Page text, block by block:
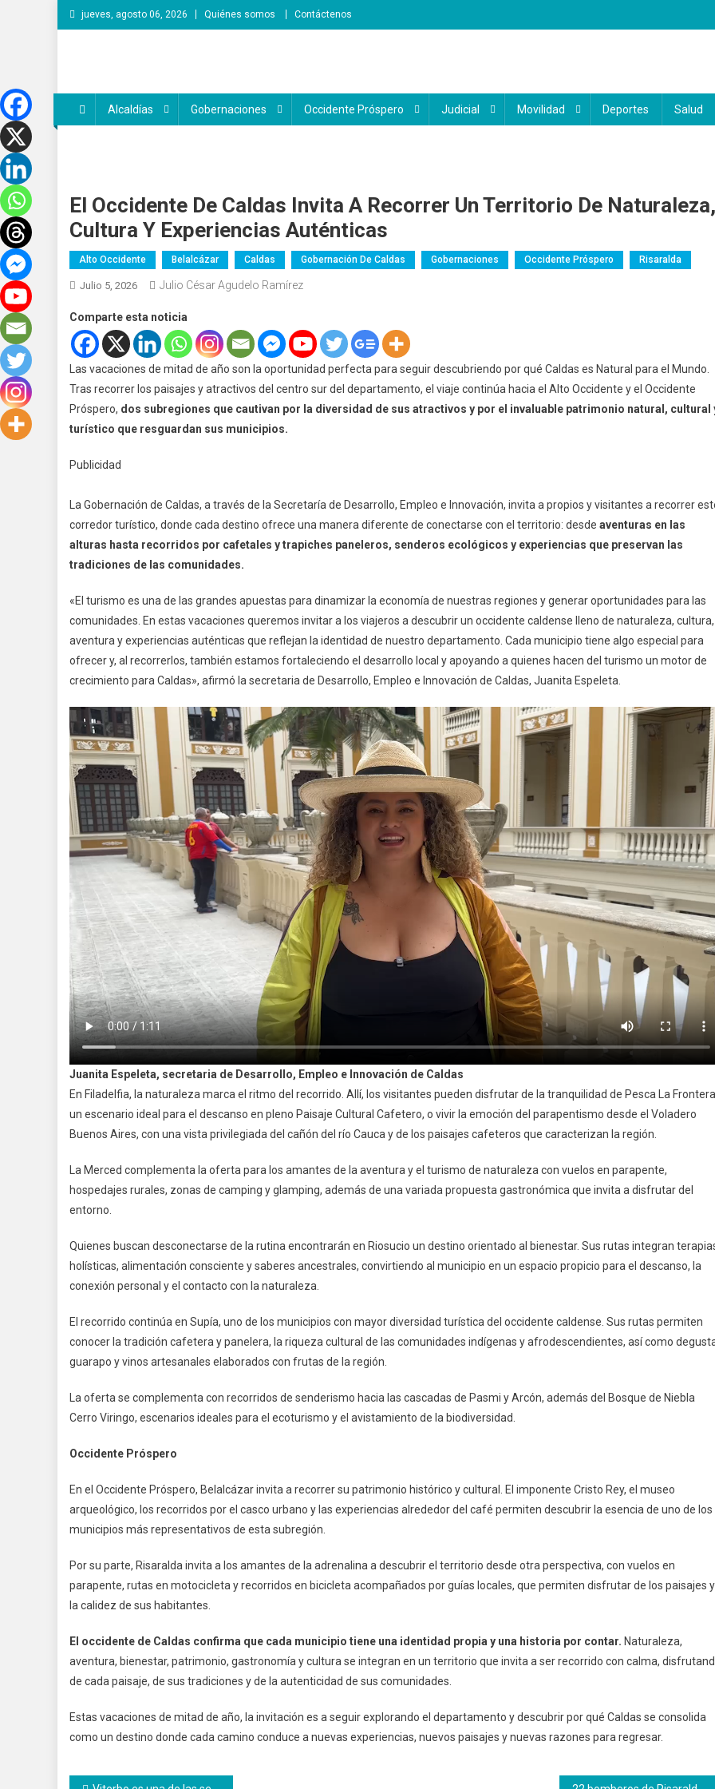
Saltar
al
jueves, agosto 06, 2026 Quiénes somos Contáctenos
Alcaldías Gobernaciones Occidente Próspero Judicial Movilidad Deportes Salud
El Occidente De Caldas Invita A Recorrer Un Territorio De Naturaleza,
Cultura Y Experiencias Auténticas
Alto Occidente Belalcázar Caldas Gobernación De Caldas Gobernaciones Occidente Próspero Risaralda
Julio 5, 2026 Julio César Agudelo Ramírez
Comparte esta noticia
Las vacaciones de mitad de año son la oportunidad perfecta para seguir descubriendo por qué Caldas es Natural para el Mundo.
Tras recorrer los paisajes y atractivos del centro sur del departamento, el viaje continúa hacia el Alto Occidente y el Occidente
Próspero, dos subregiones que cautivan por la diversidad de sus atractivos y por el invaluable patrimonio natural, cultural
turístico que resguardan sus municipios.
Publicidad
La Gobernación de Caldas, a través de la Secretaría de Desarrollo, Empleo e Innovación, invita a propios y visitantes a recorrer
corredor turístico, donde cada destino ofrece una manera diferente de conectarse con el territorio: desde aventuras en las
alturas hasta recorridos por cafetales y trapiches paneleros, senderos ecológicos y experiencias que preservan las
tradiciones de las comunidades.
«El turismo es una de las grandes apuestas para dinamizar la economía de nuestras regiones y generar oportunidades para las
comunidades. En estas vacaciones queremos invitar a los viajeros a descubrir un occidente caldense lleno de naturaleza, cultura,
aventura y experiencias auténticas que reflejan la identidad de nuestro departamento. Cada municipio tiene algo especial para
ofrecer y, al recorrerlos, también estamos fortaleciendo el desarrollo local y apoyando a quienes hacen del turismo un motor de
crecimiento para Caldas», afirmó la secretaria de Desarrollo, Empleo e Innovación de Caldas, Juanita Espeleta.
Juanita Espeleta, secretaria de Desarrollo, Empleo e Innovación de Caldas
En Filadelfia, la naturaleza marca el ritmo del recorrido. Allí, los visitantes pueden disfrutar de la tranquilidad de Pesca La
un escenario ideal para el descanso en pleno Paisaje Cultural Cafetero, o vivir la emoción del parapentismo desde el Voladero
Buenos Aires, con una vista privilegiada del cañón del río Cauca y de los paisajes cafeteros que caracterizan la región.
La Merced complementa la oferta para los amantes de la aventura y el turismo de naturaleza con vuelos en parapente,
hospedajes rurales, zonas de camping y glamping, además de una variada propuesta gastronómica que invita a disfrutar del
entorno.
Quienes buscan desconectarse de la rutina encontrarán en Riosucio un destino orientado al bienestar. Sus rutas integran
holísticas, alimentación consciente y saberes ancestrales, convirtiendo al municipio en un espacio propicio para el descanso, la
conexión personal y el contacto con la naturaleza.
El recorrido continúa en Supía, uno de los municipios con mayor diversidad turística del occidente caldense. Sus rutas permiten
conocer la tradición cafetera y panelera, la riqueza cultural de las comunidades indígenas y afrodescendientes, así como
guarapo y vinos artesanales elaborados con frutas de la región.
La oferta se complementa con recorridos de senderismo hacia las cascadas de Pasmi y Arcón, además del Bosque de Niebla
Cerro Viringo, escenarios ideales para el ecoturismo y el avistamiento de la biodiversidad.
Occidente Próspero
En el Occidente Próspero, Belalcázar invita a recorrer su patrimonio histórico y cultural. El imponente Cristo Rey, el museo
arqueológico, los recorridos por el casco urbano y las experiencias alrededor del café permiten descubrir la esencia de uno de los
municipios más representativos de esta subregión.
Por su parte, Risaralda invita a los amantes de la adrenalina a descubrir el territorio desde otra perspectiva, con vuelos en
parapente, rutas en motocicleta y recorridos en bicicleta acompañados por guías locales, que permiten disfrutar de los paisajes y
la calidez de sus habitantes.
El occidente de Caldas confirma que cada municipio tiene una identidad propia y una historia por contar. Naturaleza,
aventura, bienestar, patrimonio, gastronomía y cultura se integran en un territorio que invita a ser recorrido con calma,
de cada paisaje, de sus tradiciones y de la autenticidad de sus comunidades.
Estas vacaciones de mitad de año, la invitación es a seguir explorando el departamento y descubrir por qué Caldas se consolida
como un destino donde cada camino conduce a nuevas experiencias, nuevos paisajes y nuevas razones para regresar.